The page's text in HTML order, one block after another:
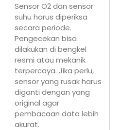
Sensor O2 dan sensor
suhu harus diperiksa
secara periode.
Pengecekan bisa
dilakukan di bengkel
resmi atau mekanik
terpercaya. Jika perlu,
sensor yang rusak harus
diganti dengan yang
original agar
pembacaan data lebih
akurat.